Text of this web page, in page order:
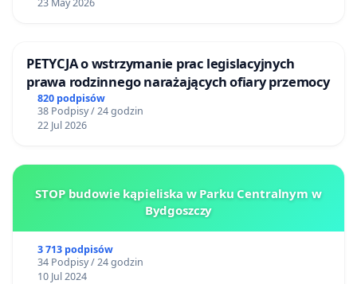
23 May 2026
PETYCJA o wstrzymanie prac legislacyjnych
prawa rodzinnego narażających ofiary przemocy
820 podpisów
38 Podpisy / 24 godzin
22 Jul 2026
STOP budowie kąpieliska w Parku Centralnym w
Bydgoszczy
3 713 podpisów
34 Podpisy / 24 godzin
10 Jul 2024